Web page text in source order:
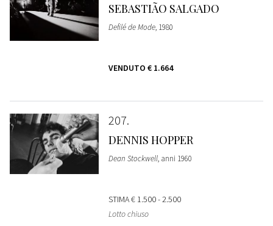
SEBASTIÃO SALGADO
Defilé de Mode, 1980
VENDUTO € 1.664
207
DENNIS HOPPER
Dean Stockwell, anni 1960
STIMA€ 1.500 - 2.500
Lotto chiuso